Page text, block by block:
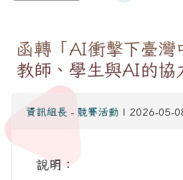
函轉「AI衝擊下臺
教師、學生與AI的協
資訊組長 - 競賽活動 | 2026-05-
說明：